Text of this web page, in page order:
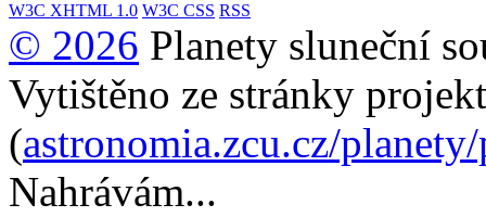
W3C XHTML 1.0 W3C CSS RSS
© 2026 Planety sluneční
Vytištěno ze stránky
(astronomia.zcu.cz/
Nahrávám...